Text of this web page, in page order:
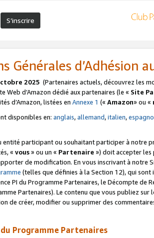
S’inscrire
Générales d’Adhésion
2025 (Partenaires actuels, découvrez les
Web d’Amazon dédié aux partenaires (le « Site
d’Amazon, listées en Annexe 1 (« Amazon» ou «
disponibles en: anglais,allemand,italien,
entité participant ou souhaitant participer à notre
« vous» ou un « Partenaire ») doit accepter les
de modification. En vous inscrivant à notre
(telles que définies à la Section 12), qui
PI du Programme Partenaires, le Décompte de
Partenaires). Le contenu que vous publiez
de créer, modifier ou supprimer des
Programme Partenaires